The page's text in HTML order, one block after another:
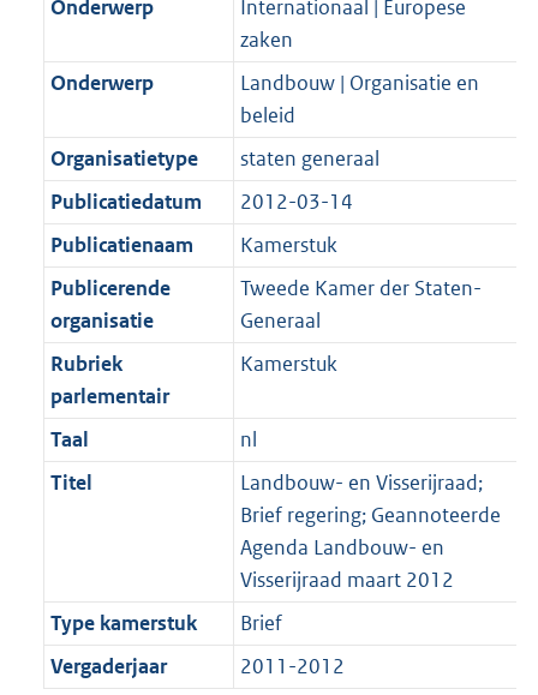
Onderwerp
Internationaal | Europese
zaken
Onderwerp
Landbouw | Organisatie en
beleid
Organisatietype
staten generaal
Publicatiedatum
2012-03-14
Publicatienaam
Kamerstuk
Publicerende
organisatie
Tweede Kamer der Staten-
Generaal
Rubriek
parlementair
Kamerstuk
Taal
nl
Titel
Landbouw- en Visserijraad;
Brief regering; Geannoteerde
Agenda Landbouw- en
Visserijraad maart 2012
Type kamerstuk
Brief
Vergaderjaar
2011-2012